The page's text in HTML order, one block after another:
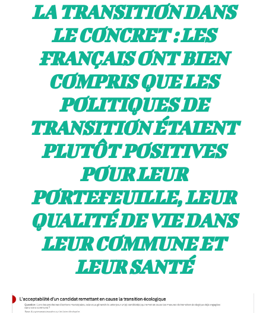
LA TRANSITION DANS
LE CONCRET : LES
FRANÇAIS ONT BIEN
COMPRIS QUE LES
POLITIQUES DE
TRANSITION ÉTAIENT
PLUTÔT POSITIVES
POUR LEUR
PORTEFEUILLE, LEUR
QUALITÉ DE VIE DANS
LEUR COMMUNE ET
LEUR SANTÉ